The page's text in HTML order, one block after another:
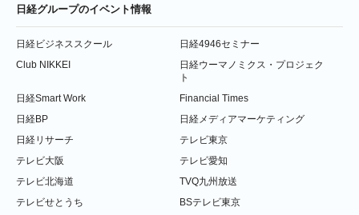
日経グループのイベント情報
日経ビジネススクール
日経4946セミナー
Club NIKKEI
日経ウーマノミクス・プロジェク
ト
日経Smart Work
Financial Times
日経BP
日経メディアマーケティング
日経リサーチ
テレビ東京
テレビ大阪
テレビ愛知
テレビ北海道
TVQ九州放送
テレビせとうち
BSテレビ東京